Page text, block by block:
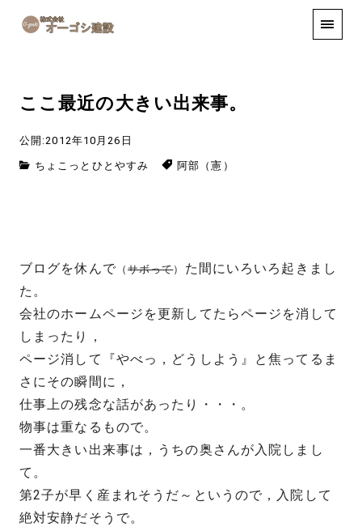
手しごと
ここ最近の大きい出来事。
公開:2012年10月26日
ちょこっとひとやすみ 阿部（憲）
ブログを休んで （ サボって） た間にいろいろ起きまし
た。
会社のホームページを更新してたらページを消して
しまったり，
ページ消して『やべっ，どうしよう』と焦ってるま
さにその瞬間に，
仕事上の残念な話があったり・・・。
物事は重なるもので。
一番大きい出来事は，うちの奥さんが入院しまし
て。
第2子が早く産まれそうだ～というので，入院して
絶対安静だそうで。